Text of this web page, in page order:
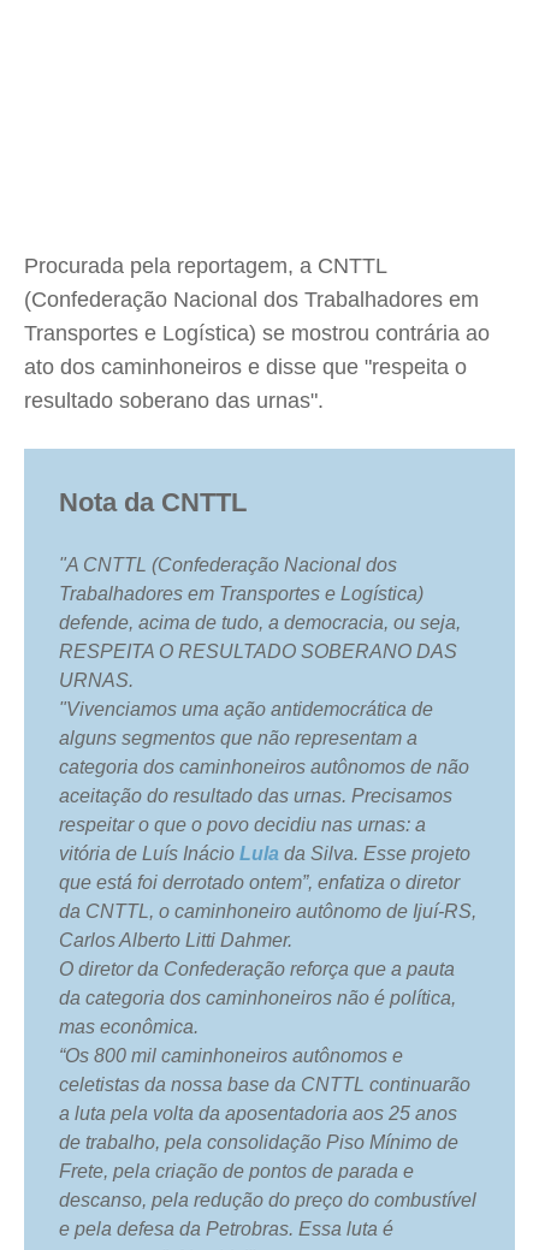
Procurada pela reportagem, a CNTTL
(Confederação Nacional dos Trabalhadores em
Transportes e Logística) se mostrou contrária ao
ato dos caminhoneiros e disse que "respeita o
resultado soberano das urnas".
Nota da CNTTL
"A CNTTL (Confederação Nacional dos
Trabalhadores em Transportes e Logística)
defende, acima de tudo, a democracia, ou seja,
RESPEITA O RESULTADO SOBERANO DAS
URNAS.
"Vivenciamos uma ação antidemocrática de
alguns segmentos que não representam a
categoria dos caminhoneiros autônomos de não
aceitação do resultado das urnas. Precisamos
respeitar o que o povo decidiu nas urnas: a
vitória de Luís Inácio Lula da Silva. Esse projeto
que está foi derrotado ontem”, enfatiza o diretor
da CNTTL, o caminhoneiro autônomo de Ijuí-RS,
Carlos Alberto Litti Dahmer.
O diretor da Confederação reforça que a pauta
da categoria dos caminhoneiros não é política,
mas econômica.
“Os 800 mil caminhoneiros autônomos e
celetistas da nossa base da CNTTL continuarão
a luta pela volta da aposentadoria aos 25 anos
de trabalho, pela consolidação Piso Mínimo de
Frete, pela criação de pontos de parada e
descanso, pela redução do preço do combustível
e pela defesa da Petrobras. Essa luta é